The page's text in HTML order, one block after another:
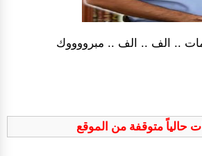
.. الف .. الف .. مبرووووك
حالياً متوقفة من الموقع